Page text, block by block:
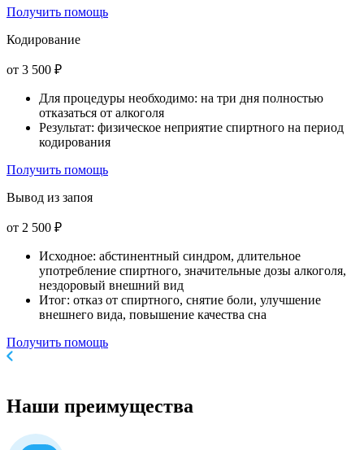
Получить помощь
Кодирование
от 3 500 ₽
Для процедуры необходимо: на три дня полностью
отказаться от алкоголя
Результат: физическое неприятие спиртного на период
кодирования
Получить помощь
Вывод из запоя
от 2 500 ₽
Исходное: абстинентный синдром, длительное
употребление спиртного, значительные дозы алкоголя,
нездоровый внешний вид
Итог: отказ от спиртного, снятие боли, улучшение
внешнего вида, повышение качества сна
Получить помощь
Наши преимущества